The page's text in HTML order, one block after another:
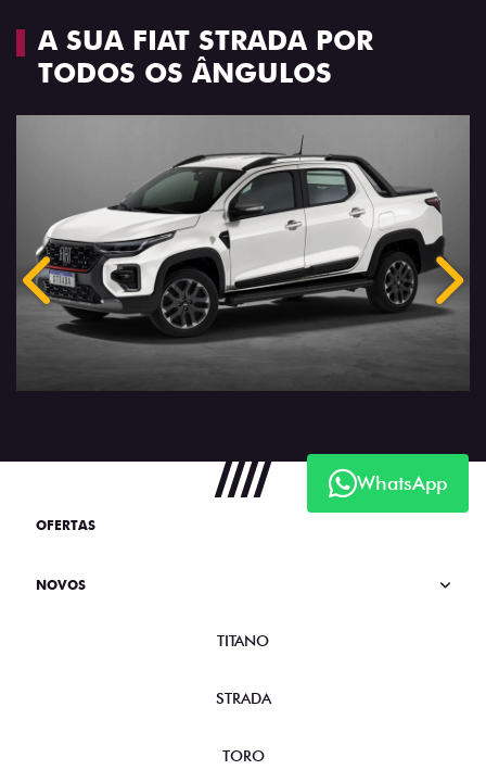
A SUA FIAT STRADA POR
TODOS OS ÂNGULOS
Anterior
WhatsApp
OFERTAS
NOVOS
TITANO
STRADA
TORO